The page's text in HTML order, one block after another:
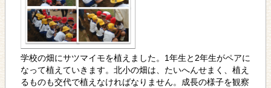
学校の畑にサツマイモを植えました。1年生と2年生がペアに
なって植えていきます。北小の畑は、たいへんせまく、植え
るものも交代で植えなければなりません。成長の様子を観察